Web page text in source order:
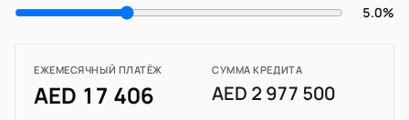
5.0%
ЕЖЕМЕСЯЧНЫЙ ПЛАТЁЖ
AED 17 406
СУММА КРЕДИТА
AED 2 977 500